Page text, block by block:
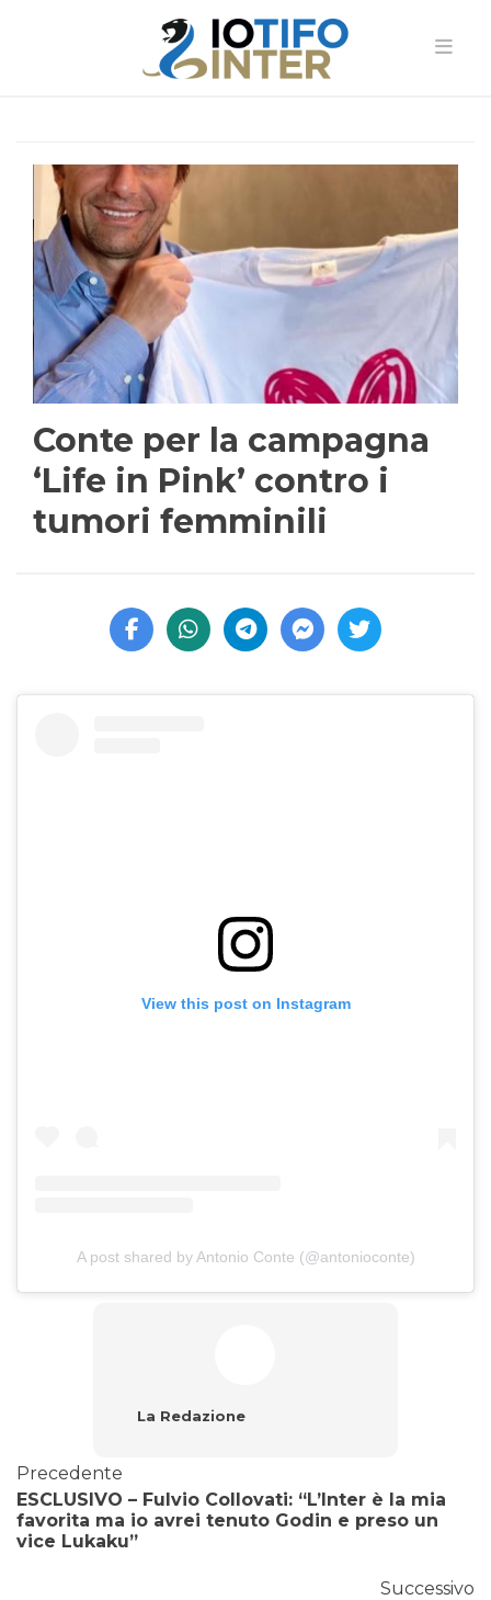
Conte per la campagna
‘Life in Pink’ contro i
tumori femminili
View this post on Instagram
A post shared by Antonio Conte (@antonioconte)
La Redazione
Precedente
ESCLUSIVO – Fulvio Collovati: “L’Inter è la mia
favorita ma io avrei tenuto Godin e preso un
vice Lukaku”
Successivo